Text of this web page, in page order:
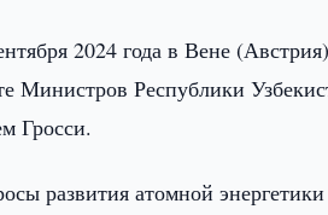
2024 года в Вене
Министров Республики
Гросси.
развития атомной